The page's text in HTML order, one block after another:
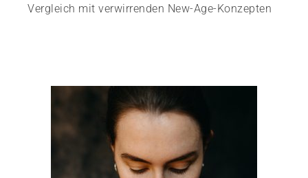
Vergleich mit verwirrenden New-Age-Konzepten